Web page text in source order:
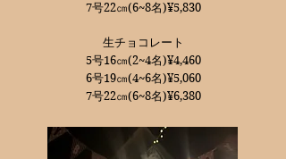
7号22㎝(6~8名)¥5,830
生チョコレート
5号16㎝(2~4名)¥4,460
6号19㎝(4~6名)¥5,060
​7号22㎝(6~8名)¥6,380